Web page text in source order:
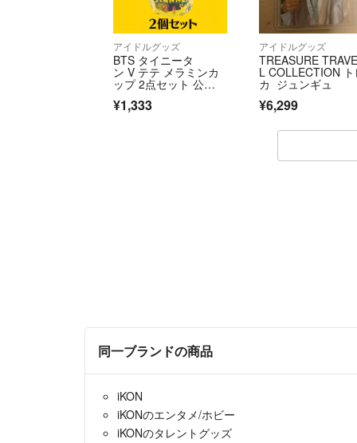
アイドルグッズ
BTS タイニータ
ン V テテ メラミンカ
ップ 2点セット 公
¥1,333
アイドルグッズ
TREASURE TRAVE
L COLLECTION ト
カ ジュンギュ
¥6,299
同一ブランドの商品
iKON
iKONのエンタメ/ホビー
iKONのタレントグッズ